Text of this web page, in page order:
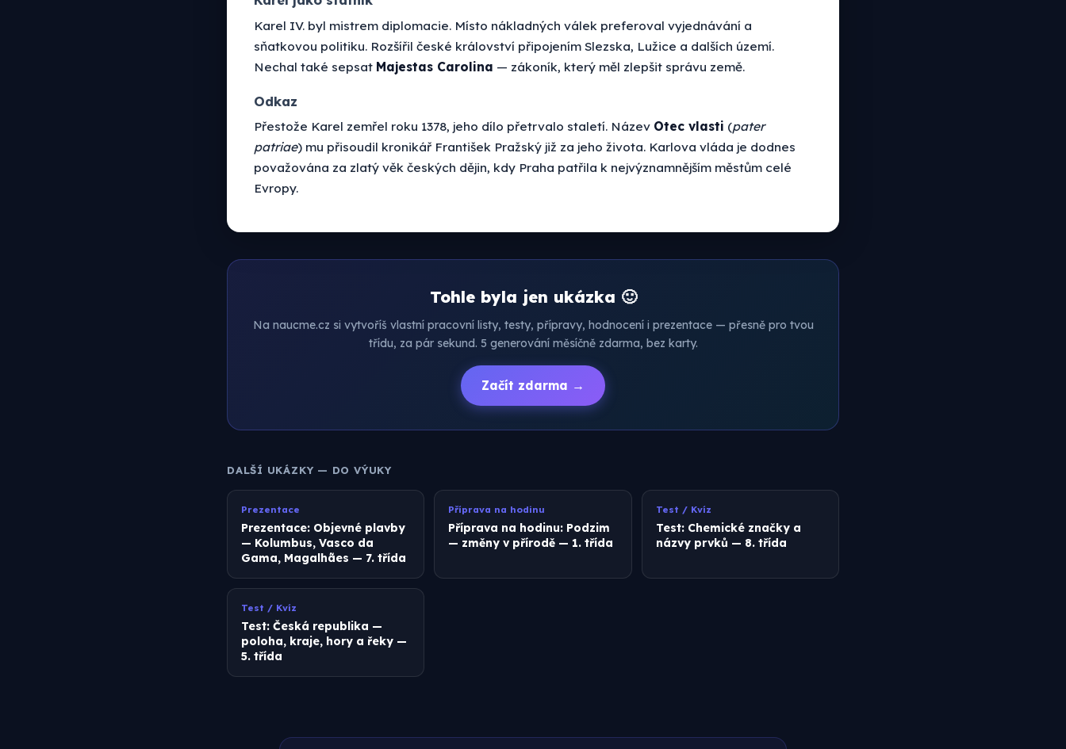
Karel IV. byl mistrem diplomacie. Místo nákladných válek preferoval vyjednávání a
sňatkovou politiku. Rozšířil české království připojením Slezska, Lužice a dalších území.
Nechal také sepsat Majestas Carolina — zákoník, který měl zlepšit správu země.
Odkaz
Přestože Karel zemřel roku 1378, jeho dílo přetrvalo staletí. Název Otec vlasti (pater
patriae) mu přisoudil kronikář František Pražský již za jeho života. Karlova vláda je dodnes
považována za zlatý věk českých dějin, kdy Praha patřila k nejvýznamnějším městům celé
Evropy.
Tohle byla jen ukázka 🙂
Na naucme.cz si vytvoříš vlastní pracovní listy, testy, přípravy, hodnocení i prezentace — přesně pro tvou
třídu, za pár sekund. 5 generování měsíčně zdarma, bez karty.
Začít zdarma →
DALŠÍ UKÁZKY — DO VÝUKY
Prezentace
Prezentace: Objevné plavby
— Kolumbus, Vasco da
Gama, Magalhães — 7. třída
Příprava na hodinu
Příprava na hodinu: Podzim
— změny v přírodě — 1. třída
Test / Kvíz
Test: Chemické značky a
názvy prvků — 8. třída
Test / Kvíz
Test: Česká republika —
poloha, kraje, hory a řeky —
5. třída